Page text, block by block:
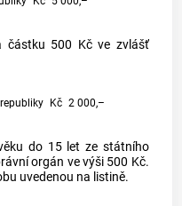
částku 500 Kč ve zvlášť
Kč 2 000,–
do 15 let ze státního
orgán ve výši 500 Kč.
uvedenou na listině.